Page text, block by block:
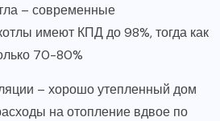
– современные
имеют КПД до 98%, тогда как
70-80%
– хорошо утепленный дом
на отопление вдвое по